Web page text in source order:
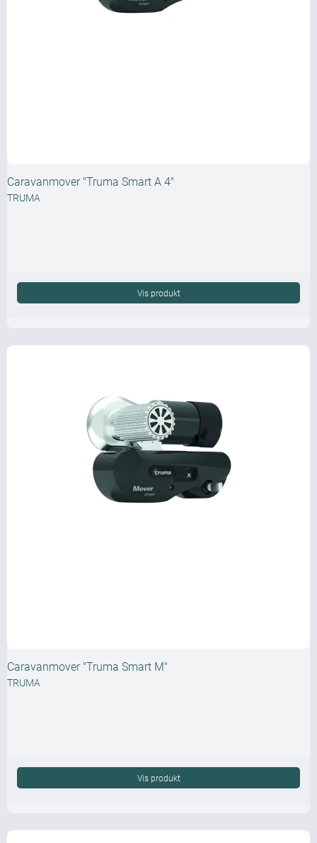
Caravanmover "Truma Smart A 4"
TRUMA
Vis produkt
Caravanmover "Truma Smart M"
TRUMA
Vis produkt